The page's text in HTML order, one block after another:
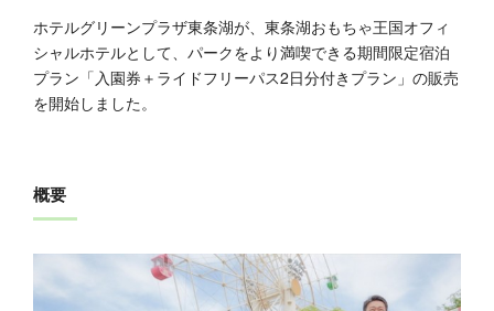
ホテルグリーンプラザ東条湖が、東条湖おもちゃ王国オフィ
シャルホテルとして、パークをより満喫できる期間限定宿泊
プラン「入園券＋ライドフリーパス2日分付きプラン」の販売
を開始しました。
概要